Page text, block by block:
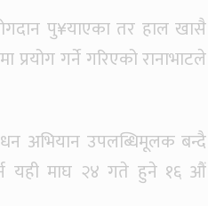
पु¥याएका तर हाल खासै
गर्ने गरिएको रानाभाटले
अभियान उपलब्धिमूलक बन्दै
यही माघ २४ गते हुने १६ औं